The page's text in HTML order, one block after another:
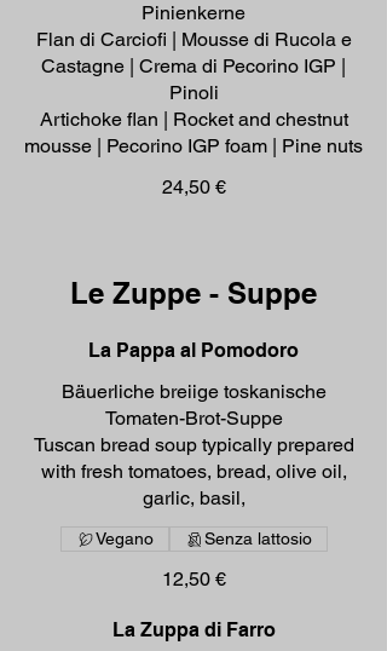
Pinienkerne
Flan di Carciofi | Mousse di Rucola e
Castagne | Crema di Pecorino IGP |
Pinoli
Artichoke flan | Rocket and chestnut
mousse | Pecorino IGP foam | Pine nuts
24,50 €
Le Zuppe - Suppe
La Pappa al Pomodoro
Bäuerliche breiige toskanische
Tomaten-Brot-Suppe
Tuscan bread soup typically prepared
with fresh tomatoes, bread, olive oil,
garlic, basil,
12,50 €
Vegano Senza lattosio
La Zuppa di Farro